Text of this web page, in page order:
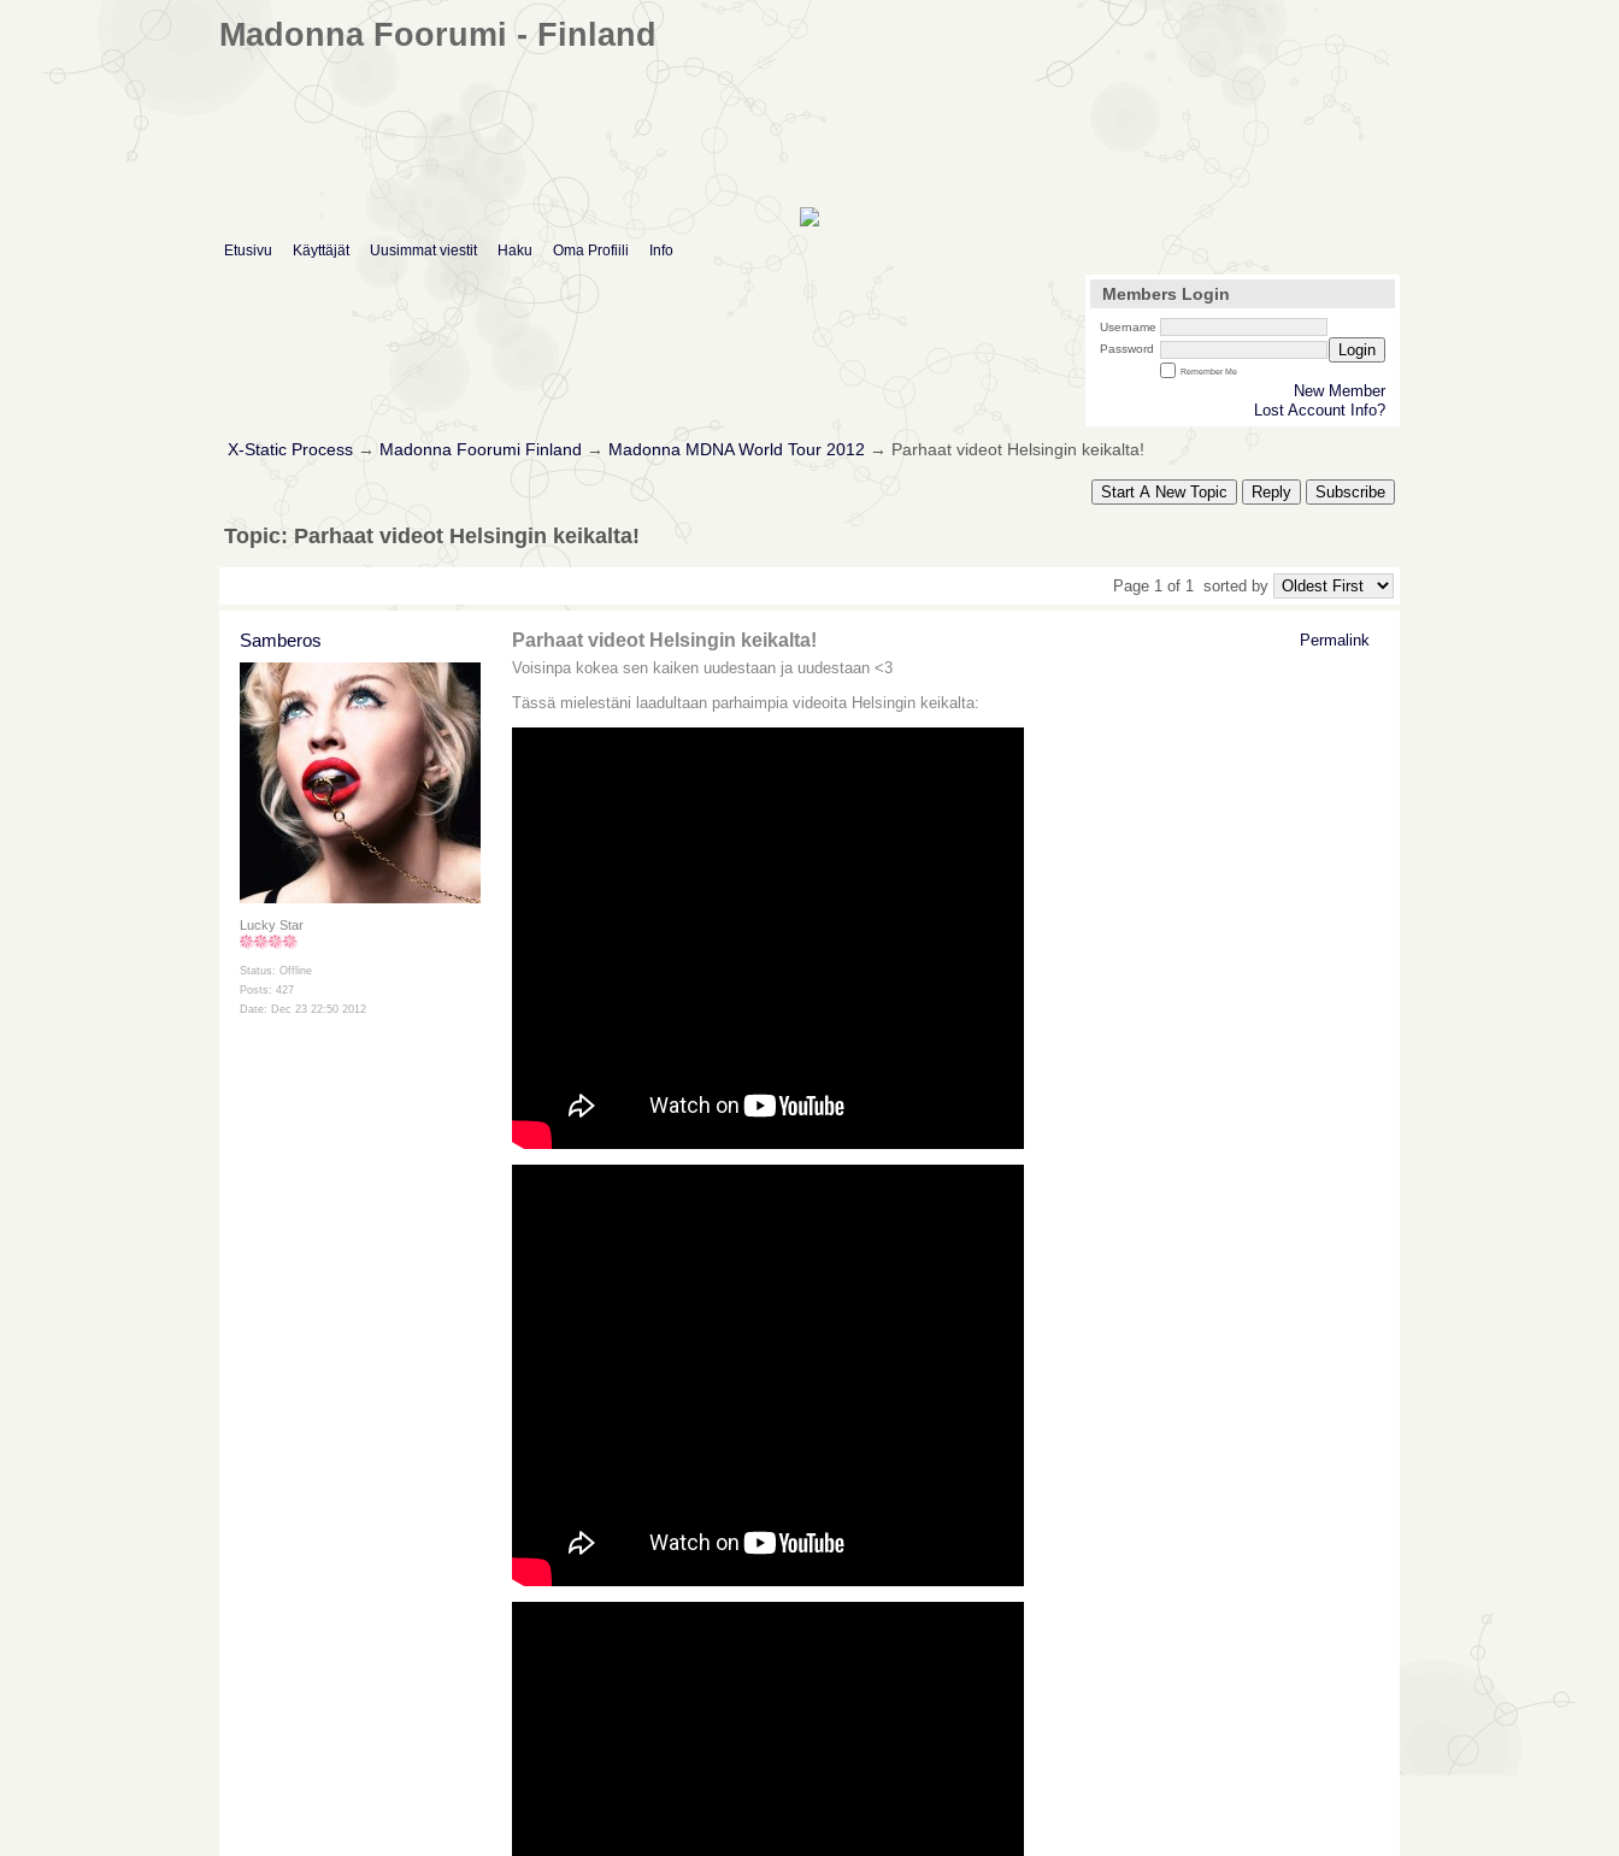
Madonna Foorumi - Finland
Etusivu Käyttäjät Uusimmat viestit Haku Oma Profiili Info
Members Login
Username
Password
Login
Remember Me
New Member
Lost Account Info?
X-Static Process→ Madonna Foorumi Finland → Madonna MDNA World Tour 2012 → Parhaat videot Helsingin keikalta!
Start A New Topic Reply Subscribe
Topic: Parhaat videot Helsingin keikalta!
Page 1 of 1 sorted by
Samberos
Lucky Star
Status: Offline
Posts: 427
Date: Dec 23 22:50 2012
Parhaat videot Helsingin keikalta!
Permalink
Voisinpa kokea sen kaiken uudestaan ja uudestaan <3
Tässä mielestäni laadultaan parhaimpia videoita Helsingin keikalta: